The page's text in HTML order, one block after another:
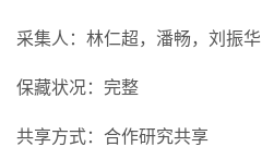
采集人：林仁超，潘畅，刘振华
保藏状况：完整
共享方式：合作研究共享